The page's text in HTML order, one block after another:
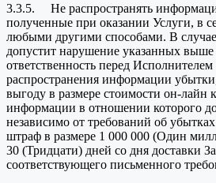
3.3.5. Не распространять
полученные при оказании Услуги, в
любыми другими способами. В
допустит нарушение указанных выше
ответственность перед
распространения информации
выгоду в размере стоимости он-лайн
информации в отношении которого
независимо от требований об
штраф в размере 1 000 000 (Один
30 (Тридцати) дней со дня доставки
соответствующего письменного